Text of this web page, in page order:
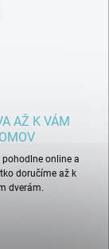
AŽ K VÁM
pohodlne online a
doručíme až k
dverám.